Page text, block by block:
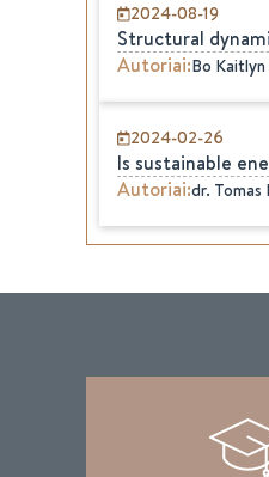
2024-08-19
Structural
Autoriai:Bo Kaitlyn
2024-02-26
Is sustainable
Autoriai:dr. Tomas